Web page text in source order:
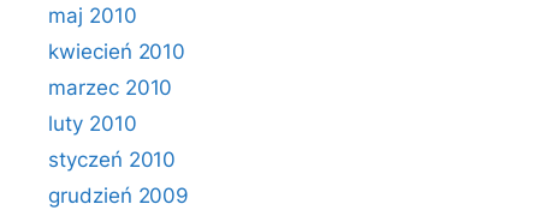
maj 2010
kwiecień 2010
marzec 2010
luty 2010
styczeń 2010
grudzień 2009